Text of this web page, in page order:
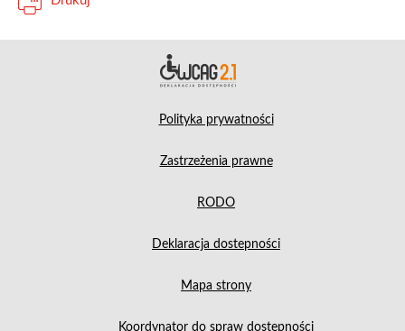
Polityka prywatności
Zastrzeżenia prawne
RODO
Deklaracja dostepności
Mapa strony
Koordynator do spraw dostępności